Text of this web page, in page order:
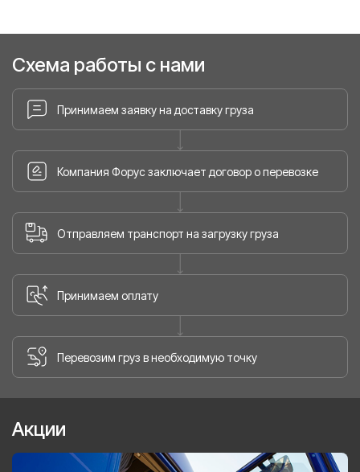
Схема работы с нами
Принимаем заявку на доставку груза
Компания Форус заключает договор о перевозке
Отправляем транспорт на загрузку груза
Принимаем оплату
Перевозим груз в необходимую точку
Акции